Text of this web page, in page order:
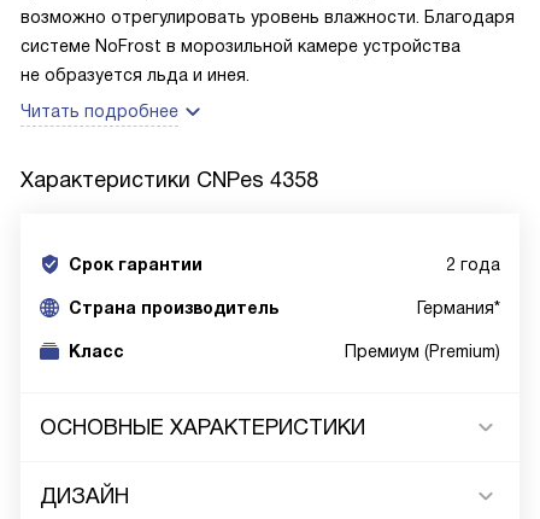
возможно отрегулировать уровень влажности. Благодаря
системе NoFrost в морозильной камере устройства
не образуется льда и инея.
Читать подробнее
Характеристики CNPes 4358
Срок гарантии 2 года
Cтрана производитель Германия*
Класс Премиум (Premium)
ОСНОВНЫЕ ХАРАКТЕРИСТИКИ
ДИЗАЙН